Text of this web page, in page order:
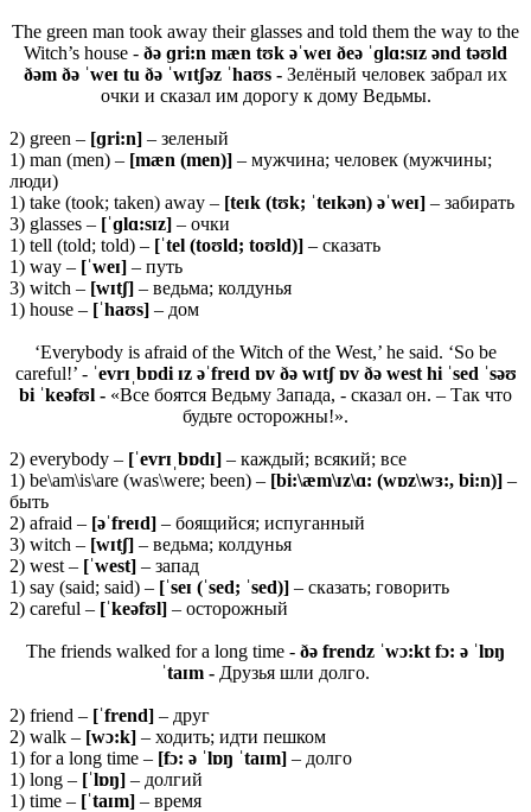
The green man took away their glasses and told them the way to the
Witch’s house - ðə ɡri:n mæn tʊk əˈweɪ ðeə ˈɡlɑ:sɪz ənd təʊld
ðəm ðə ˈweɪ tu ðə ˈwɪtʃəz ˈhaʊs - Зелёный человек забрал их
очки и сказал им дорогу к дому Ведьмы.
2) green – [ɡri:n] – зеленый
1) man (men) – [mæn (men)] – мужчина; человек (мужчины;
люди)
1) take (took; taken) away – [teɪk (tʊk; ˈteɪkən) əˈweɪ] – забирать
3) glasses – [ˈɡlɑ:sɪz] – очки
1) tell (told; told) – [ˈtel (toʊld; toʊld)] – сказать
1) way – [ˈweɪ] – путь
3) witch – [wɪtʃ] – ведьма; колдунья
1) house – [ˈhaʊs] – дом
‘Everybody is afraid of the Witch of the West,’ he said. ‘So be
careful!’ - ˈevrɪˌbɒdi ɪz əˈfreɪd ɒv ðə wɪtʃ ɒv ðə west hi ˈsed ˈsəʊ
bi ˈkeəfʊl - «Все боятся Ведьму Запада, - сказал он. – Так что
будьте осторожны!».
2) everybody – [ˈevrɪˌbɒdɪ] – каждый; всякий; все
1) be\am\is\are (was\were; been) – [bi:\æm\ɪz\ɑ: (wɒz\wɜ:, bi:n)] –
быть
2) afraid – [əˈfreɪd] – боящийся; испуганный
3) witch – [wɪtʃ] – ведьма; колдунья
2) west – [ˈwest] – запад
1) say (said; said) – [ˈseɪ (ˈsed; ˈsed)] – сказать; говорить
2) careful – [ˈkeəfʊl] – осторожный
The friends walked for a long time - ðə frendz ˈwɔ:kt fɔ: ə ˈlɒŋ
ˈtaɪm - Друзья шли долго.
2) friend – [ˈfrend] – друг
2) walk – [wɔ:k] – ходить; идти пешком
1) for a long time – [fɔ: ə ˈlɒŋ ˈtaɪm] – долго
1) long – [ˈlɒŋ] – долгий
1) time – [ˈtaɪm] – время